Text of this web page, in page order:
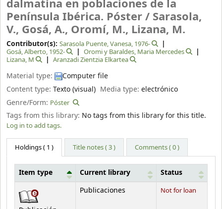
dalmatina en poblaciones de la
Península Ibérica. Póster / Sarasola,
V., Gosá, A., Oromí, M., Lizana, M.
Contributor(s): Sarasola Puente, Vanesa, 1976-
Gosá, Alberto, 1952-
Oromi y Baraldes, Maria Mercedes
Lizana, M
Aranzadi Zientzia Elkartea
Material type:
Computer file
Content type: Texto (visual) Media type:electrónico
Genre/Form: Póster
Tags from this library: No tags from this library for this title.
Log in to add tags.
Holdings( 1 ) Title notes ( 3 ) Comments ( 0 )
Holdings
Item type Current library Status
Publicaciones Not for loan